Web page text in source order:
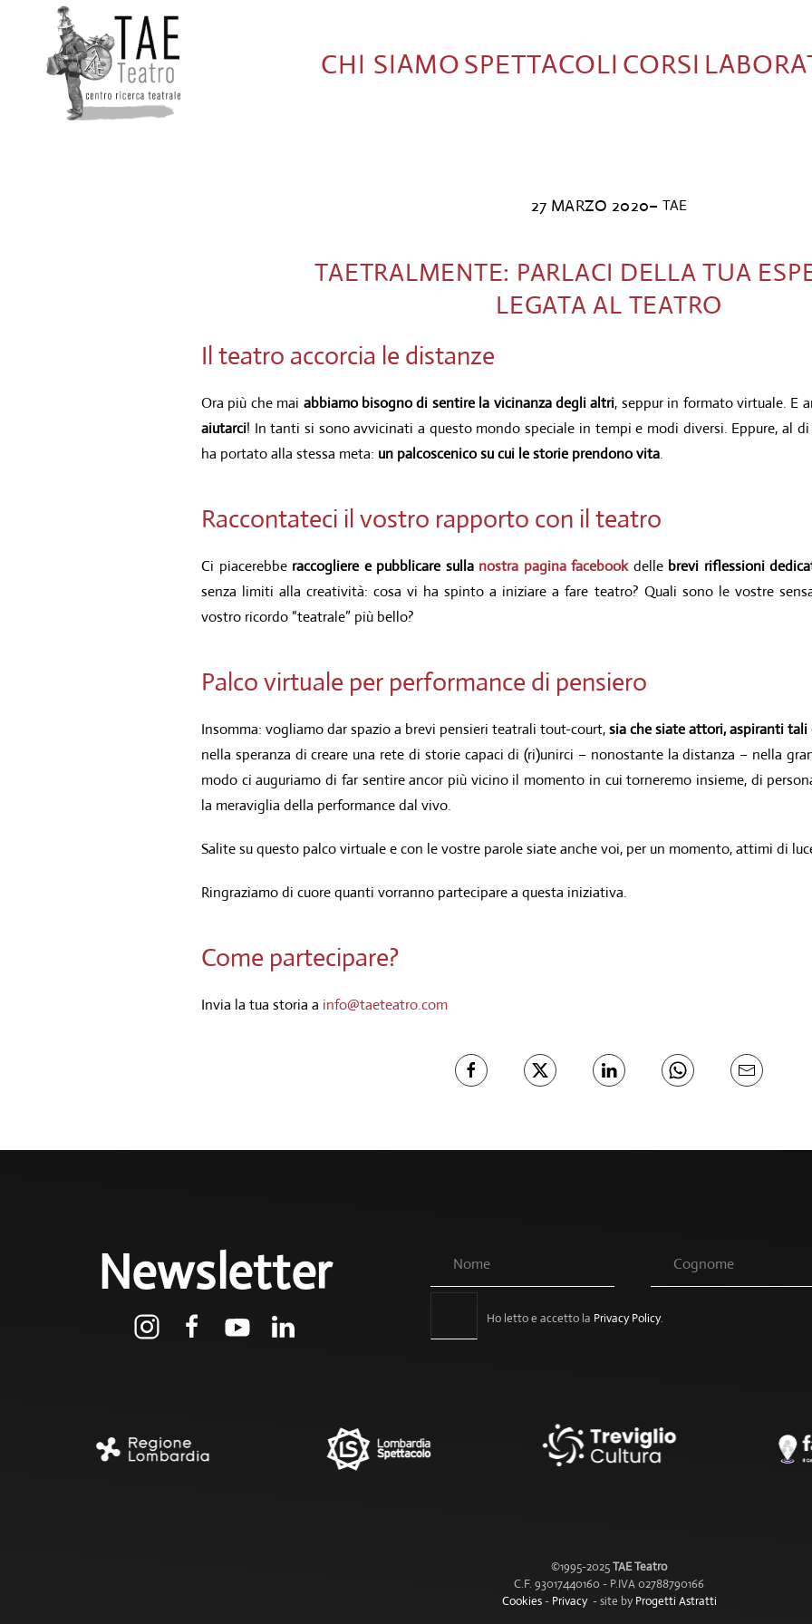
CHI SIAMOSPETTACOLI CORSI
27 MARZO 2020–TAE
TAETRALMENTE: PARLACI DELLA TUA
LEGATA AL TEATRO
Il teatro accorcia le distanze
Ora più che mai abbiamo bisogno di sentire la vicinanza degli altri, seppur in formato virtuale. E
aiutarci! In tanti si sono avvicinati a questo mondo speciale in tempi e modi diversi. Eppure, al
ha portato alla stessa meta: un palcoscenico su cui le storie prendono vita.
Raccontateci il vostro rapporto con il teatro
Ci piacerebbe raccogliere e pubblicare sulla nostra pagina facebookdelle brevi riflessioni
senza limiti alla creatività: cosa vi ha spinto a iniziare a fare teatro? Quali sono le vostre
vostro ricordo “teatrale” più bello?
Palco virtuale per performance di pensiero
Insomma: vogliamo dar spazio a brevi pensieri teatrali tout-court,sia che siate attori, aspiranti
nella speranza di creare una rete di storie capaci di (ri)unirci – nonostante la distanza – nella
modo ci auguriamo di far sentire ancor più vicino il momento in cui torneremo insieme, di
la meraviglia della performance dal vivo.
Salite su questo palco virtuale e con le vostre parole siate anche voi, per un momento, attimi di
Ringraziamo di cuore quanti vorranno partecipare a questa iniziativa.
Come partecipare?
Invia la tua storia a info@taeteatro.com
Newsletter
Ho letto e accetto la Privacy Policy.
©1995-2025TAE Teatro
C.F. 93017440160 - P.IVA 02788790166
Cookies- Privacy- site byProgetti Astratti